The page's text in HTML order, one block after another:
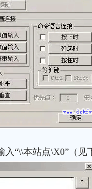
“\\本站点\X0”（见